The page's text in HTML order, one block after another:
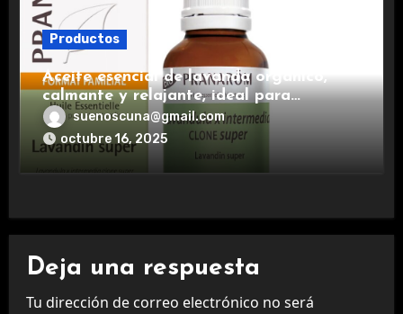
Productos
Aceite esencial de lavanda orgánico,
calmante y relajante, ideal para
aromaterapia.
suenoscuna@gmail.com
octubre 16, 2025
Deja una respuesta
Tu dirección de correo electrónico no será